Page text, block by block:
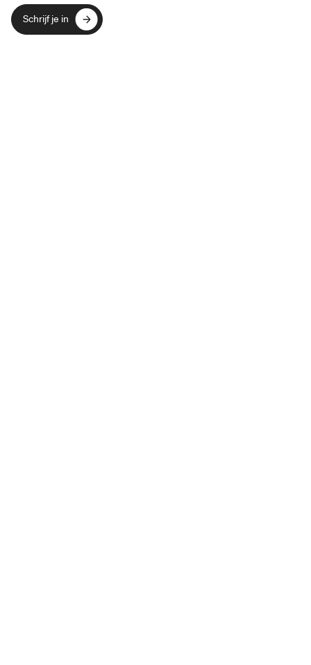
Schrijf je in
Schrijf je in